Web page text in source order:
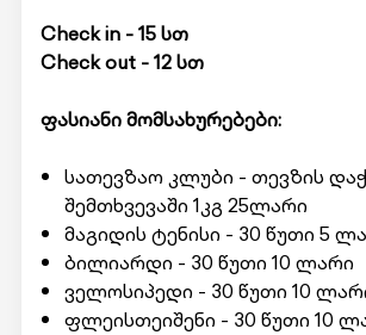
Check in - 15 სთ
Check out - 12 სთ
ფასიანი მომსახურებები:
სათევზაო კლუბი - თევზის
შემთხვევაში 1კგ 25ლარი
მაგიდის ტენისი - 30 წუთი 5
ბილიარდი - 30 წუთი 10 ლარი
ველოსიპედი - 30 წუთი 10
ფლეისთეიშენი - 30 წუთი 10